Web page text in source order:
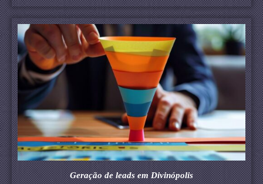
Geração de leads em Divinópolis